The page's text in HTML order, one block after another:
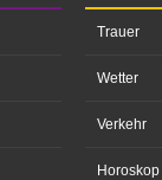
Trauer
Wetter
Verkehr
Horoskop